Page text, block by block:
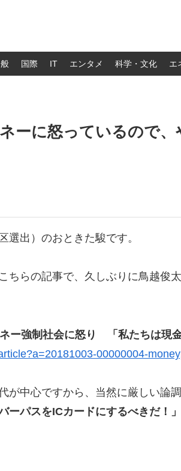
国際 IT エンタメ 科学・文化 エ
ーに怒っているので
選出）のおときた駿です。
ちらの記事で、久しぶりに鳥越俊
ー強制社会に怒り 「私たちは現金
00000004-
が中心ですから、当然に厳しい論
ーパスをICカードにするべきだ！」